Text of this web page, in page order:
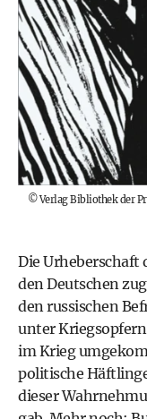
©Verlag Bibliothek der
Die Urheberschaft
den Deutschen
den russischen
unter
im Krieg
politische
dieser